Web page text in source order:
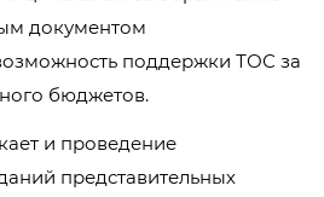
документом
поддержки ТОС за
бюджетов.
и проведение
представительных